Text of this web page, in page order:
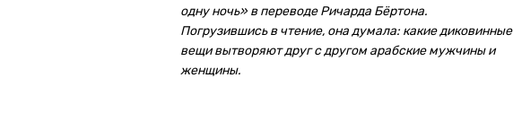
одну ночь» в переводе Ричарда Бёртона.
Погрузившись в чтение, она думала: какие диковинные
вещи вытворяют друг с другом арабские мужчины и
женщины.